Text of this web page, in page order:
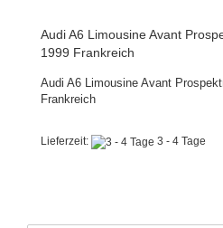
Audi A6 Limousine Avant
1999 Frankreich
Audi A6 Limousine Avant
Frankreich
Lieferzeit: 3 - 4 Tage